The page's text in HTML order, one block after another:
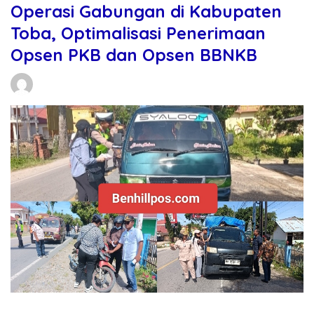
Operasi Gabungan di Kabupaten
Toba, Optimalisasi Penerimaan
Opsen PKB dan Opsen BBNKB